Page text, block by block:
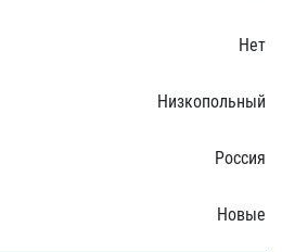
Нет
Низкопольный
Россия
Новые